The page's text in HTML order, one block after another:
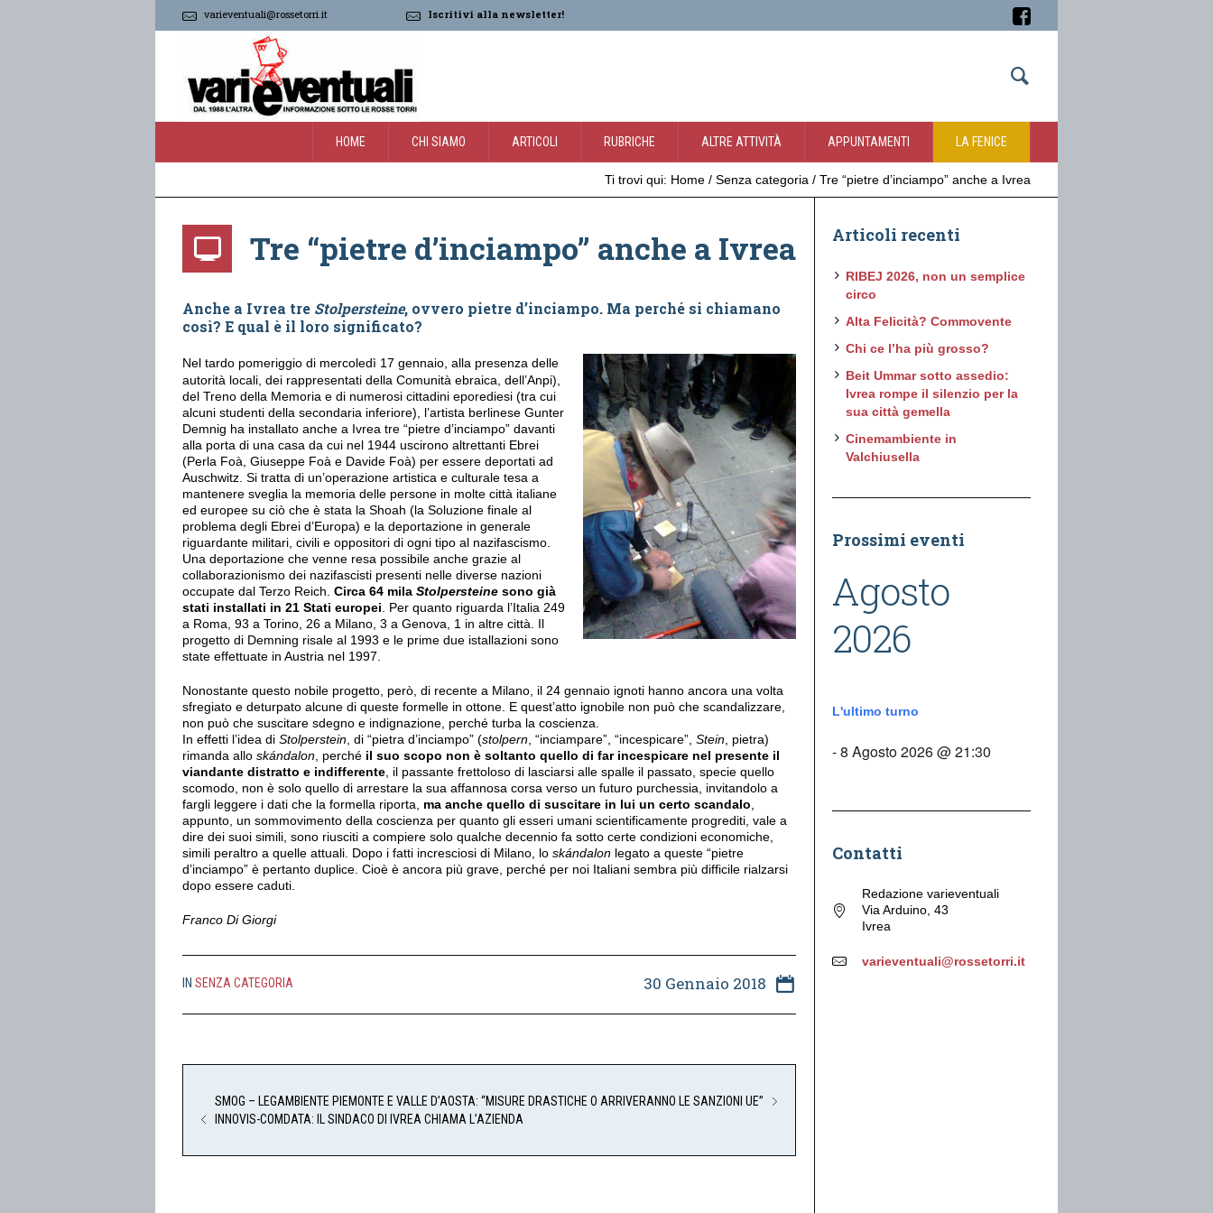
varieventuali@rossetorri.it Iscritivi alla newsletter!
HOME CHI SIAMO ARTICOLI RUBRICHE ALTRE ATTIVITÀ APPUNTAMENTI LA FENICE
Ti trovi qui: Home / Senza categoria / Tre “pietre d’inciampo” anche a Ivrea
Tre “pietre d’inciampo” anche a Ivrea
Anche a Ivrea tre Stolpersteine, ovvero pietre d’inciampo. Ma perché si chiamano
così? E qual è il loro significato?
Nel tardo pomeriggio di mercoledì 17 gennaio, alla presenza delle
autorità locali, dei rappresentati della Comunità ebraica, dell’Anpi),
del Treno della Memoria e di numerosi cittadini eporediesi (tra cui
alcuni studenti della secondaria inferiore), l’artista berlinese Gunter
Demnig ha installato anche a Ivrea tre “pietre d’inciampo” davanti
alla porta di una casa da cui nel 1944 uscirono altrettanti Ebrei
(Perla Foà, Giuseppe Foà e Davide Foà) per essere deportati ad
Auschwitz. Si tratta di un’operazione artistica e culturale tesa a
mantenere sveglia la memoria delle persone in molte città italiane
ed europee su ciò che è stata la Shoah (la Soluzione finale al
problema degli Ebrei d’Europa) e la deportazione in generale
riguardante militari, civili e oppositori di ogni tipo al nazifascismo.
Una deportazione che venne resa possibile anche grazie al
collaborazionismo dei nazifascisti presenti nelle diverse nazioni
occupate dal Terzo Reich. Circa 64 mila Stolpersteine sono già
stati installati in 21 Stati europei . Per quanto riguarda l’Italia 249
a Roma, 93 a Torino, 26 a Milano, 3 a Genova, 1 in altre città. Il
progetto di Demning risale al 1993 e le prime due istallazioni sono
state effettuate in Austria nel 1997.
Nonostante questo nobile progetto, però, di recente a Milano, il 24 gennaio ignoti hanno ancora una volta
sfregiato e deturpato alcune di queste formelle in ottone. E quest’atto ignobile non può che scandalizzare,
non può che suscitare sdegno e indignazione, perché turba la coscienza.
In effetti l’idea di Stolperstein , di “pietra d’inciampo” (stolpern , “inciampare”, “incespicare”, Stein , pietra)
rimanda allo skándalon , perché il suo scopo non è soltanto quello di far incespicare nel presente il
viandante distratto e indifferente , il passante frettoloso di lasciarsi alle spalle il passato, specie quello
scomodo, non è solo quello di arrestare la sua affannosa corsa verso un futuro purchessia, invitandolo a
fargli leggere i dati che la formella riporta, ma anche quello di suscitare in lui un certo scandalo
appunto, un sommovimento della coscienza per quanto gli esseri umani scientificamente progrediti, vale a
dire dei suoi simili, sono riusciti a compiere solo qualche decennio fa sotto certe condizioni economiche,
simili peraltro a quelle attuali. Dopo i fatti incresciosi di Milano, lo skándalon legato a queste “pietre
d’inciampo” è pertanto duplice. Cioè è ancora più grave, perché per noi Italiani sembra più difficile rialzarsi
dopo essere caduti.
Franco Di Giorgi
30 Gennaio 2018
IN SENZA CATEGORIA
SMOG – LEGAMBIENTE PIEMONTE E VALLE D’AOSTA: “MISURE DRASTICHE O ARRIVERANNO LE SANZIONI UE”
INNOVIS-COMDATA: IL SINDACO DI IVREA CHIAMA L’AZIENDA
Articoli recenti
RIBEJ 2026, non un semplice
circo
Alta Felicità? Commovente
Chi ce l’ha più grosso?
Beit Ummar sotto assedio:
Ivrea rompe il silenzio per la
sua città gemella
Cinemambiente in
Valchiusella
Prossimi eventi
Agosto
2026
L'ultimo turno
- 8 Agosto 2026 @ 21:30
Contatti
Redazione varieventuali
Via Arduino, 43
Ivrea
varieventuali@rossetorri.it